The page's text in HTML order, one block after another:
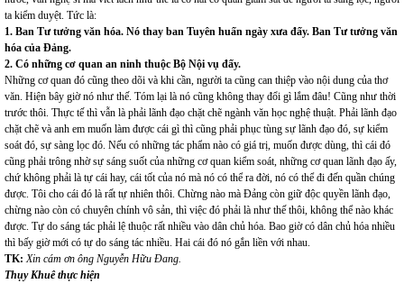
ta kiểm duyệt. Tức là:
1. Ban Tư tưởng văn hóa. Nó thay ban Tuyên huấn ngày xưa đấy. Ban Tư tưởng văn
hóa của Đảng.
2. Có những cơ quan an ninh thuộc Bộ Nội vụ đấy.
Những cơ quan đó cũng theo dõi và khi cần, người ta cũng can thiệp vào nội dung của thơ
văn. Hiện bây giờ nó như thế. Tóm lại là nó cũng không thay đổi gì lắm đâu! Cũng như thời
trước thôi. Thực tế thì vẫn là phải lãnh đạo chặt chẽ ngành văn học nghệ thuật. Phải lãnh đạo
chặt chẽ và anh em muốn làm được cái gì thì cũng phải phục tùng sự lãnh đạo đó, sự kiểm
soát đó, sự sàng lọc đó. Nếu có những tác phẩm nào có giá trị, muốn được dùng, thì cái đó
cũng phải trông nhờ sự sáng suốt của những cơ quan kiểm soát, những cơ quan lãnh đạo ấy,
chứ không phải là tự cái hay, cái tốt của nó mà nó có thể ra đời, nó có thể đi đến quần chúng
được. Tôi cho cái đó là rất tự nhiên thôi. Chừng nào mà Đảng còn giữ độc quyền lãnh đạo,
chừng nào còn có chuyên chính vô sản, thì việc đó phải là như thế thôi, không thể nào khác
được. Tự do sáng tác phải lệ thuộc rất nhiều vào dân chủ hóa. Bao giờ có dân chủ hóa nhiều
thì bấy giờ mới có tự do sáng tác nhiều. Hai cái đó nó gắn liền với nhau.
TK: Xin cám ơn ông Nguyễn Hữu Đang.
Thụy Khuê thực hiện